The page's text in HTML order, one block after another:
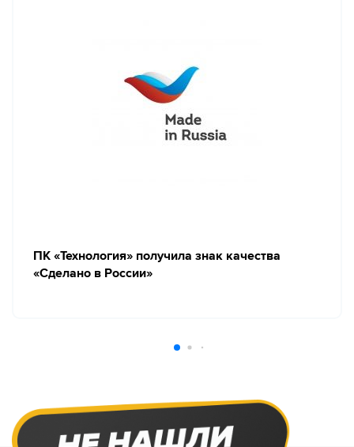
ПК «Технология» получила знак качества
«Сделано в России»